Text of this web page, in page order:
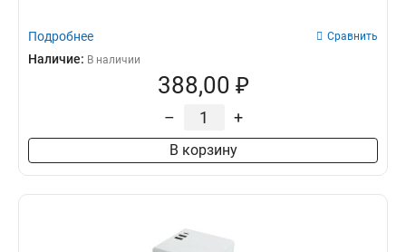
Подробнее Сравнить
Наличие: В наличии
388,00 ₽
– +
В корзину